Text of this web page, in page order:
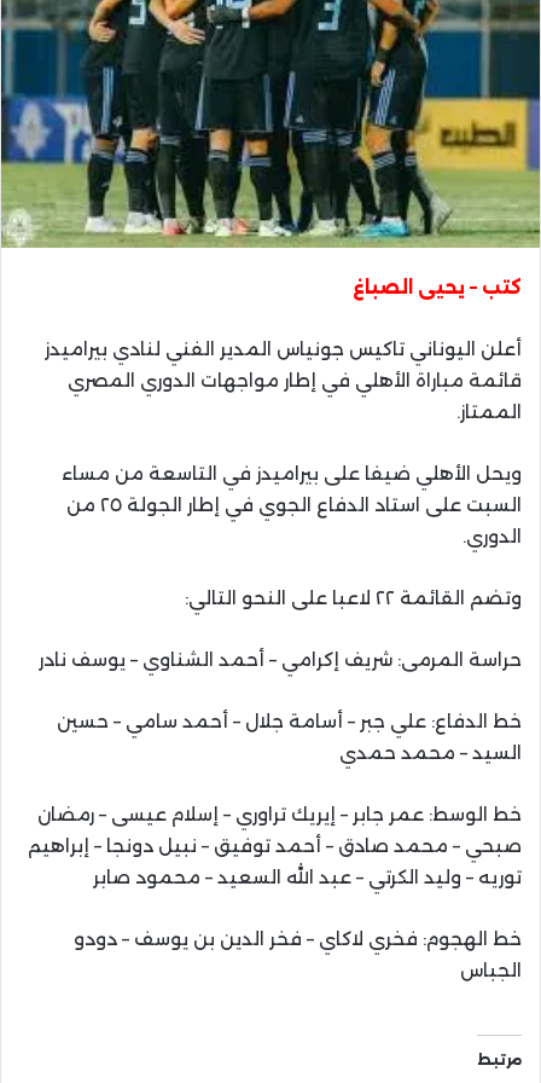
كتب – يحيى الصباغ
أعلن اليوناني تاكيس جونياس المدير الفني لنادي بيراميدز
قائمة مباراة الأهلي في إطار مواجهات الدوري المصري
الممتاز.
ويحل الأهلي ضيفا على بيراميدز في التاسعة من مساء
السبت على استاد الدفاع الجوي في إطار الجولة ٢٥ من
الدوري.
وتضم القائمة ٢٢ لاعبا على النحو التالي:
حراسة المرمى: شريف إكرامي – أحمد الشناوي – يوسف نادر
خط الدفاع: علي جبر – أسامة جلال – أحمد سامي – حسين
السيد – محمد حمدي
خط الوسط: عمر جابر – إيريك تراوري – إسلام عيسى – رمضان
صبحي – محمد صادق – أحمد توفيق – نبيل دونجا – إبراهيم
توريه – وليد الكرتي – عبد الله السعيد – محمود صابر
خط الهجوم: فخري لاكاي – فخر الدين بن يوسف – دودو
الجباس
مرتبط